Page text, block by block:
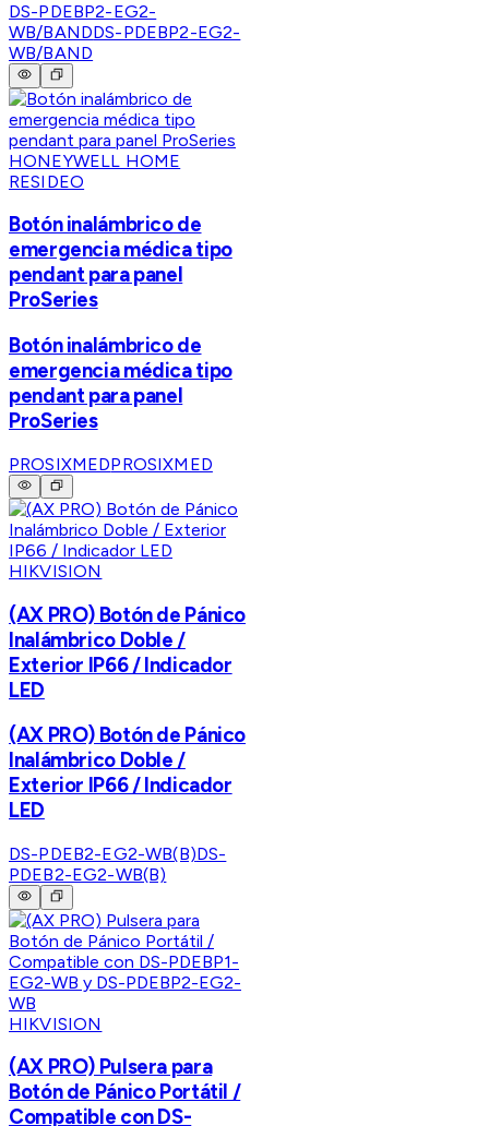
DS-PDEBP2-EG2-
WB/BANDDS-PDEBP2-EG2-
WB/BAND
HONEYWELL HOME
RESIDEO
Botón inalámbrico de
emergencia médica tipo
pendant para panel
ProSeries
Botón inalámbrico de
emergencia médica tipo
pendant para panel
ProSeries
PROSIXMEDPROSIXMED
HIKVISION
(AX PRO) Botón de Pánico
Inalámbrico Doble /
Exterior IP66 / Indicador
LED
(AX PRO) Botón de Pánico
Inalámbrico Doble /
Exterior IP66 / Indicador
LED
DS-PDEB2-EG2-WB(B)DS-
PDEB2-EG2-WB(B)
HIKVISION
(AX PRO) Pulsera para
Botón de Pánico Portátil /
Compatible con DS-